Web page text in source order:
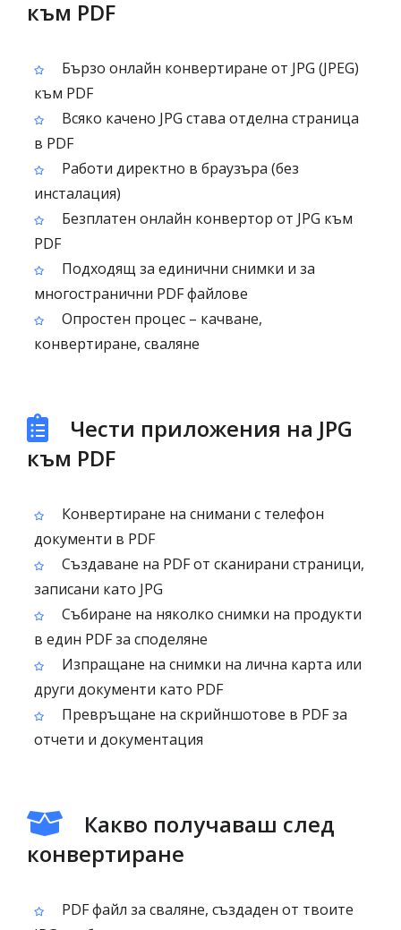
към PDF
Бързо онлайн конвертиране от JPG (JPEG)
към PDF
Всяко качено JPG става отделна страница
в PDF
Работи директно в браузъра (без
инсталация)
Безплатен онлайн конвертор от JPG към
PDF
Подходящ за единични снимки и за
многостранични PDF файлове
Опростен процес – качване,
конвертиране, сваляне
Чести приложения на JPG
към PDF
Конвертиране на снимани с телефон
документи в PDF
Създаване на PDF от сканирани страници,
записани като JPG
Събиране на няколко снимки на продукти
в един PDF за споделяне
Изпращане на снимки на лична карта или
други документи като PDF
Превръщане на скрийншотове в PDF за
отчети и документация
Какво получаваш след
конвертиране
PDF файл за сваляне, създаден от твоите